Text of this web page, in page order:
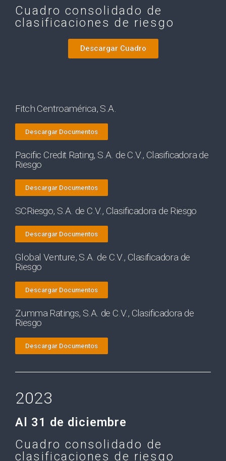
Cuadro consolidado de
clasificaciones de riesgo
Descargar Cuadro
Fitch Centroamérica, S.A.
Descargar Documentos
Pacific Credit Rating, S.A. de C.V., Clasificadora de
Riesgo
Descargar Documentos
SCRiesgo, S.A. de C.V., Clasificadora de Riesgo
Descargar Documentos
Global Venture, S.A. de C.V., Clasificadora de
Riesgo
Descargar Documentos
Zumma Ratings, S.A. de C.V., Clasificadora de
Riesgo
Descargar Documentos
2023
Al 31 de diciembre
Cuadro consolidado de
clasificaciones de riesgo